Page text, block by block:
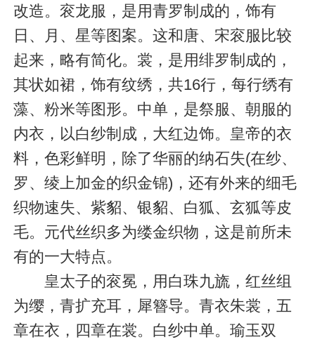
改造。衮龙服，是用青罗制成的，饰有
日、月、星等图案。这和唐、宋衮服比较
起来，略有简化。裳，是用绯罗制成的，
其状如裙，饰有纹绣，共16行，每行绣有
藻、粉米等图形。中单，是祭服、朝服的
内衣，以白纱制成，大红边饰。皇帝的衣
料，色彩鲜明，除了华丽的纳石失(在纱、
罗、绫上加金的织金锦)，还有外来的细毛
织物速失、紫貂、银貂、白狐、玄狐等皮
毛。元代丝织多为缕金织物，这是前所未
有的一大特点。
皇太子的衮冕，用白珠九旒，红丝组
为缨，青扩充耳，犀簪导。青衣朱裳，五
章在衣，四章在裳。白纱中单。瑜玉双